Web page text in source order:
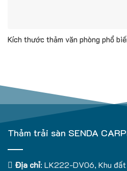
Kích thước thảm văn phòng phổ
Thảm trải sàn SENDA
Địa chỉ: LK222-DV06, Khu